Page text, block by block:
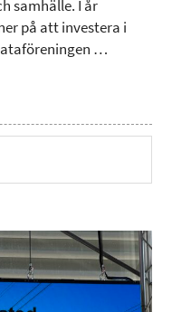
samhälle. I år
på att investera i
…